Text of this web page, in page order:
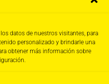
datos de nuestros visitantes, para
personalizado y brindarle una
obtener más información sobre